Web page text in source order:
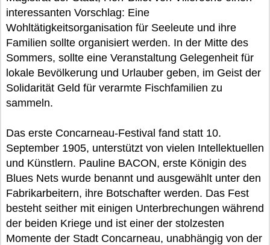
interessanten Vorschlag: Eine
Wohltätigkeitsorganisation für Seeleute und ihre
Familien sollte organisiert werden. In der Mitte des
Sommers, sollte eine Veranstaltung Gelegenheit für
lokale Bevölkerung und Urlauber geben, im Geist der
Solidarität Geld für verarmte Fischfamilien zu
sammeln.
Das erste Concarneau-Festival fand statt 10.
September 1905, unterstützt von vielen Intellektuellen
und Künstlern. Pauline BACON, erste Königin des
Blues Nets wurde benannt und ausgewählt unter den
Fabrikarbeitern, ihre Botschafter werden. Das Fest
besteht seither mit einigen Unterbrechungen während
der beiden Kriege und ist einer der stolzesten
Momente der Stadt Concarneau, unabhängig von der